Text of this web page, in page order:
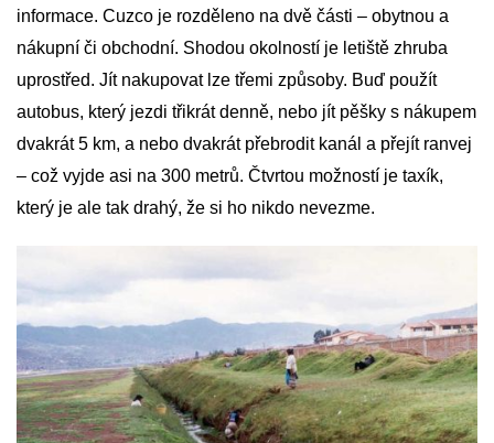
informace. Cuzco je rozděleno na dvě části – obytnou a
nákupní či obchodní. Shodou okolností je letiště zhruba
uprostřed. Jít nakupovat lze třemi způsoby. Buď použít
autobus, který jezdi třikrát denně, nebo jít pěšky s nákupem
dvakrát 5 km, a nebo dvakrát přebrodit kanál a přejít ranvej
– což vyjde asi na 300 metrů. Čtvrtou možností je taxík,
který je ale tak drahý, že si ho nikdo nevezme.